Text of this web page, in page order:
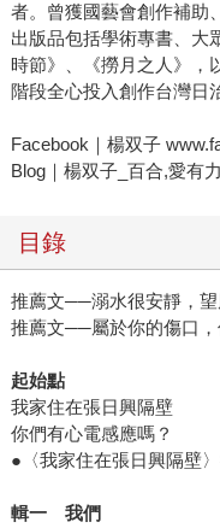
者。曾獲國藝會創作補助
出版品包括學術專書、大
時節》、《撈月之人》，
階段全心投入創作台灣日
Facebook｜楊双子
Blog｜楊双子_百合,愛有
目錄
推薦文──溺水很安靜，
推薦文──屬於你的傷口
起始點
我家住在張日興隔壁
你們有心電感應嗎？
●〈我家住在張日興隔壁
輯一 我們